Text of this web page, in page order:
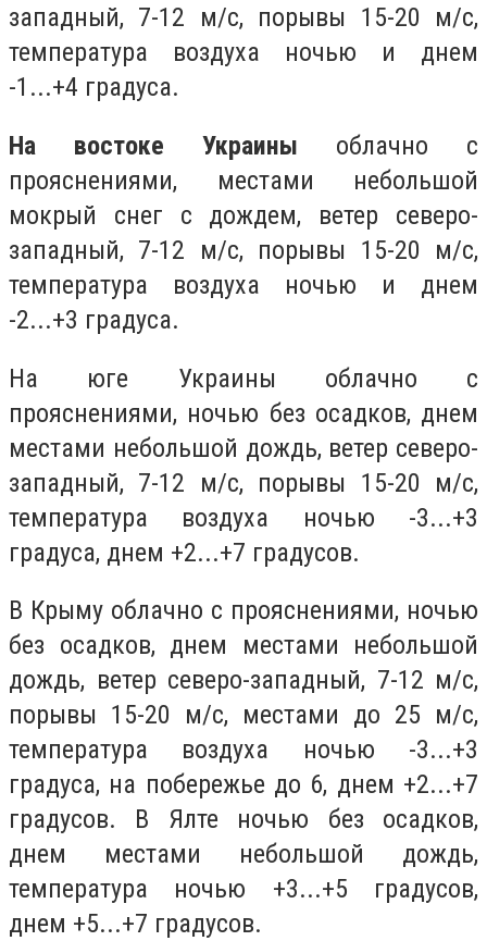
западный, 7-12 м/с, порывы 15-20 м/с,
температура воздуха ночью и днем
-1...+4 градуса.
На востоке Украины облачно с
прояснениями, местами небольшой
мокрый снег с дождем, ветер северо-
западный, 7-12 м/с, порывы 15-20 м/с,
температура воздуха ночью и днем
-2...+3 градуса.
На юге Украины облачно с
прояснениями, ночью без осадков, днем
местами небольшой дождь, ветер северо-
западный, 7-12 м/с, порывы 15-20 м/с,
температура воздуха ночью -3...+3
градуса, днем +2...+7 градусов.
В Крыму облачно с прояснениями, ночью
без осадков, днем местами небольшой
дождь, ветер северо-западный, 7-12 м/с,
порывы 15-20 м/с, местами до 25 м/с,
температура воздуха ночью -3...+3
градуса, на побережье до 6, днем +2...+7
градусов. В Ялте ночью без осадков,
днем местами небольшой дождь,
температура ночью +3...+5 градусов,
днем +5...+7 градусов.